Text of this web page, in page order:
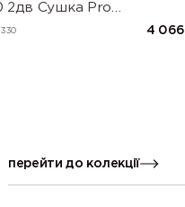
2дв Сушка Pro
(Серія М))
330 4 066
перейти до колекції